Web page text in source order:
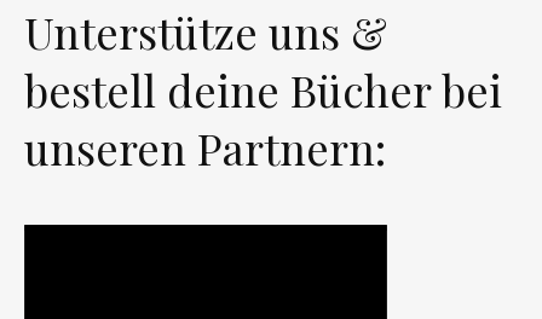
Unterstütze uns &
bestell deine Bücher bei
unseren Partnern: